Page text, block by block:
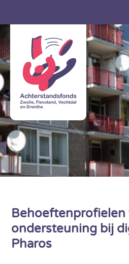
Behoeftenprofielen
ondersteuning bij
Pharos